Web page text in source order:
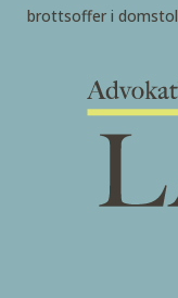
brottsoffer i